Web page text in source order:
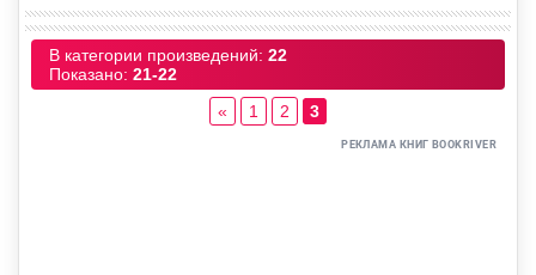
В категории произведений: 22
Показано: 21-22
«
1 2 3